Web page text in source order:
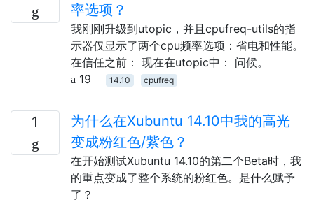
率选项？
我刚刚升级到utopic，并且cpufreq-utils的指
示器仅显示了两个cpu频率选项：省电和性能。
在信任之前： 现在在utopic中： 问候。
19
14.10 cpufreq
1
为什么在Xubuntu 14.10中我的高光
变成粉红色/紫色？
在开始测试Xubuntu 14.10的第二个Beta时，我
的重点变成了整个系统的粉红色。是什么赋予
了？